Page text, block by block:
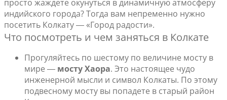
просто жаждете окунуться в динамичную атмосферу
индийского города? Тогда вам непременно нужно
посетить Колкату ― «Город радости».
Что посмотреть и чем заняться в Колкате
Прогуляйтесь по шестому по величине мосту в
мире ― мосту Хаора. Это настоящее чудо
инженерной мысли и символ Колкаты. По этому
подвесному мосту вы попадете в старый район